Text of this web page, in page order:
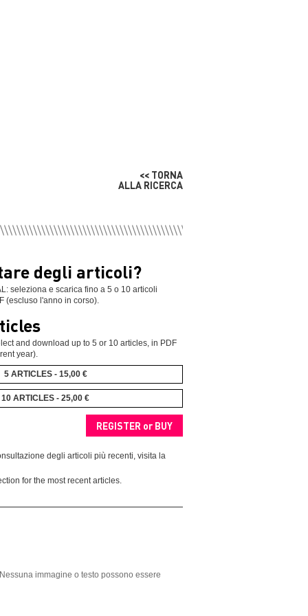
<< TORNA
ALLA RICERCA
degli articoli?
seleziona e scarica fino a 5 o 10 articoli
(escluso l'anno in corso).
and download up to 5 or 10 articles, in PDF
year).
5 ARTICLES - 15,00 €
10 ARTICLES - 25,00 €
degli articoli più recenti, visita la
for the most recent articles.
immagine o testo possono essere